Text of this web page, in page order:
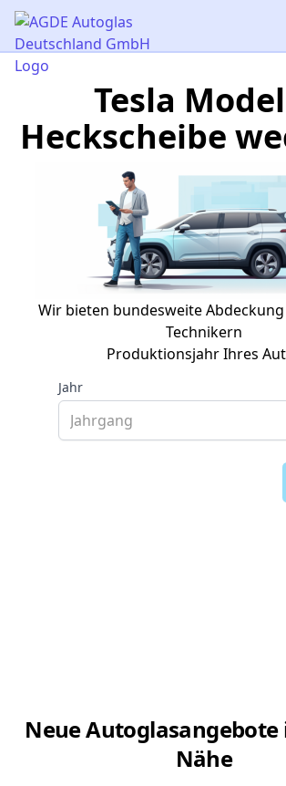
AGDE Autoglas Deutschland GmbH
Tesla
Heckscheibe
Wir bieten bundesweite
Technikern
Produktionsjahr Ihres
Jahr
Neue
Nähe